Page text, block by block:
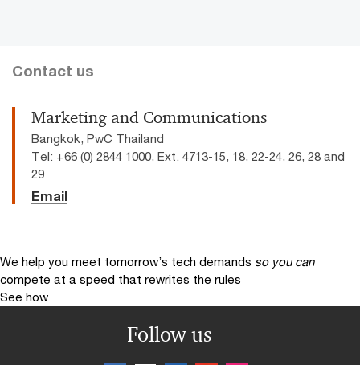
Contact us
Marketing and Communications
Bangkok, PwC Thailand
Tel: +66 (0) 2844 1000, Ext. 4713-15, 18, 22-24, 26, 28 and
29
Email
We help you meet tomorrow’s tech demands so you can
compete at a speed that rewrites the rules
See how
Follow us